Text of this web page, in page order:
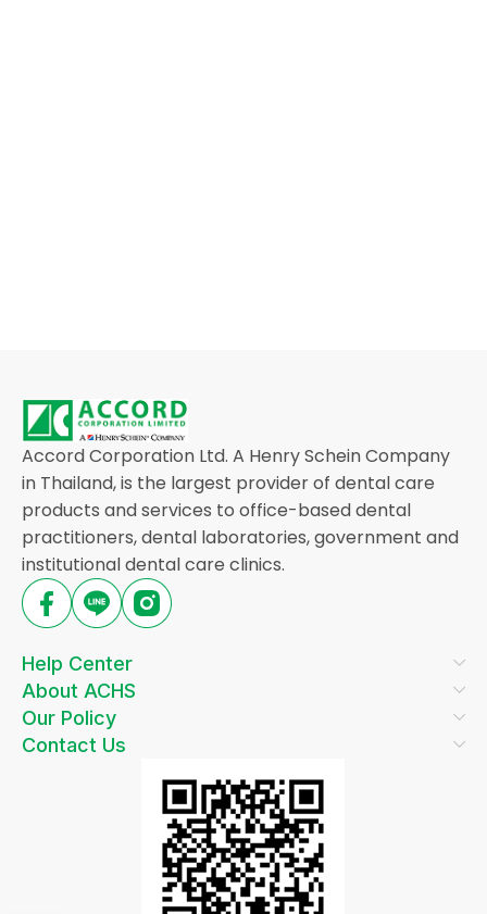
Accord Corporation Ltd. A Henry Schein Company
in Thailand, is the largest provider of dental care
products and services to office-based dental
practitioners, dental laboratories, government and
institutional dental care clinics.
Help Center
About ACHS
Our Policy
Contact Us